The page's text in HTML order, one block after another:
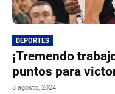
DEPORTES
¡Tremendo
puntos para
8 agosto, 2024